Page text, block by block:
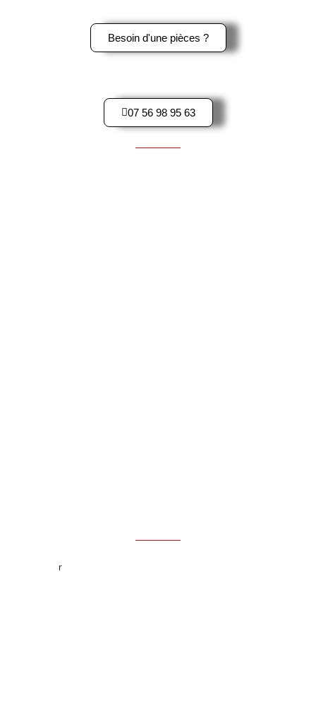
Besoin d'une pièces ?
07 56 98 95 63
r